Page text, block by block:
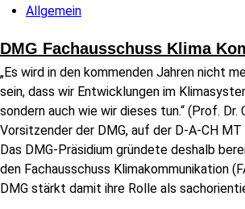
Allgemein
DMG Fachausschuss Klima
„Es wird in den kommenden Jahren nicht
sein, dass wir Entwicklungen im
sondern auch wie wir dieses tun.“ (Prof. Dr.
Vorsitzender der DMG, auf der D-A-CH MT
Das DMG-Präsidium gründete deshalb
den Fachausschuss Klimakommunikation
DMG stärkt damit ihre Rolle als